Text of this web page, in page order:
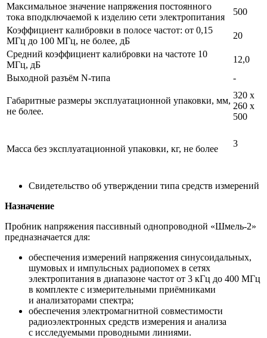
Максимальное значение напряжения постоянного
тока вподключаемой к изделию сети электропитания
500
Коэффициент калибровки в полосе частот: от 0,15
МГц до 100 МГц, не более, дБ
20
Средний коэффициент калибровки на частоте 10
МГц, дБ
12,0
Выходной разъём N-типа
-
Габаритные размеры эксплуатационной упаковки, мм,
не более.
320 x
260 x
500
Масса без эксплуатационной упаковки, кг, не более
3
Свидетельство об утверждении типа средств измерений
Назначение
Пробник напряжения пассивный однопроводной «Шмель-2»
предназначается для:
обеспечения измерений напряжения синусоидальных,
шумовых и импульсных радиопомех в сетях
электропитания в диапазоне частот от 3 кГц до 400 МГц
в комплекте с измерительными приёмниками
и анализаторами спектра;
обеспечения электромагнитной совместимости
радиоэлектронных средств измерения и анализа
с исследуемыми проводными линиями.